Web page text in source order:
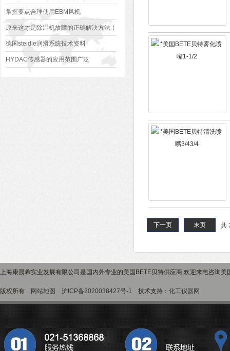
原理、优势与应用场景
掌握要点合理使用EBM风机
原来这才是除湿机故障的正确解决方法！
德国steidle润滑系统技术资料
HYDAC传感器的应用范围广泛
共
下一页 末页
上海康晨希实业发展有限公司是国内外专业的美国BETE贝特供应商,欢迎来电咨询美
版权所有 网站地图 沪ICP备2020038427号-1 技术支持： 化工仪器网